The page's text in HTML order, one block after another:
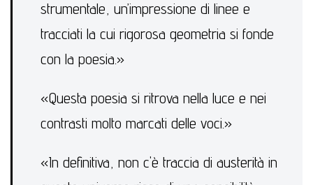
strumentale, un’impressione di linee e
tracciati la cui rigorosa geometria si fonde
con la poesia.»
«Questa poesia si ritrova nella luce e nei
contrasti molto marcati delle voci.»
«In definitiva, non c'è traccia di austerità in